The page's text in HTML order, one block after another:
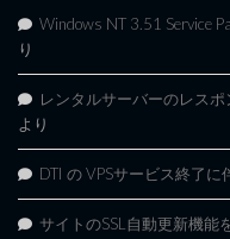
Windows NT 3.51 Service
り
レンタルサーバーのレス
より
DTI の VPSサービス終了
サイトのSSL自動更新機能